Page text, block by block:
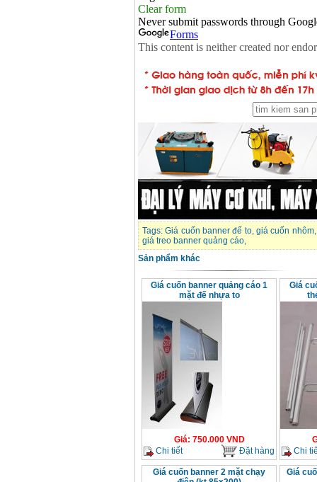
Tags:Giá cuốn banner đế to,giá cuốn nhôm
giá treo banner quảng cáo,
Sản phẩm khác
Giá cuốn banner quảng cáo 1
mặt đế nhựa to
Giá: 750.000VND
Chi tiết
Đặt hàng
Giá
Chi
Giá cuốn banner 2 mặt chạy
Giá